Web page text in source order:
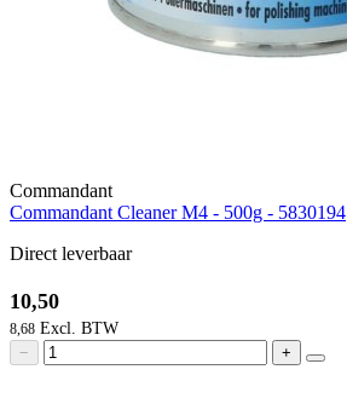
Commandant
Commandant Cleaner M4 - 500g - 5830194
Direct leverbaar
10,50
8,68
− +